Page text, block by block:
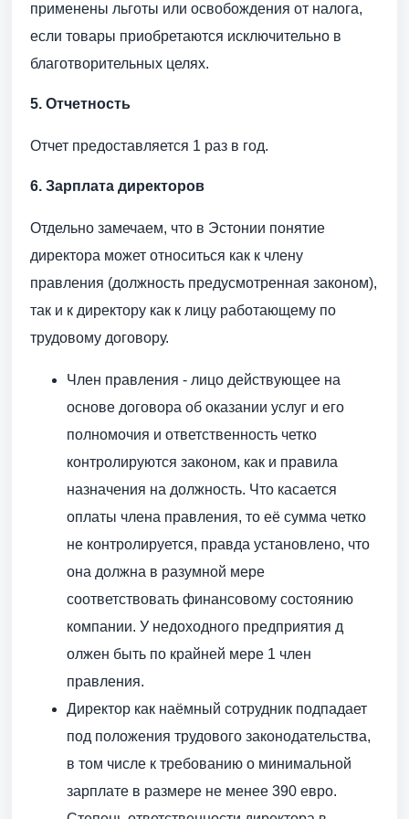
применены льготы или освобождения от налога,
если товары приобретаются исключительно в
благотворительных целях.
5. Отчетность
Отчет предоставляется 1 раз в год.
6. Зарплата директоров
Отдельно замечаем, что в Эстонии понятие
директора может относиться как к члену
правления (должность предусмотренная законом),
так и к директору как к лицу работающему по
трудовому договору.
Член правления - лицо действующее на
основе договора об оказании услуг и его
полномочия и ответственность четко
контролируются законом, как и правила
назначения на должность. Что касается
оплаты члена правления, то её сумма четко
не контролируется, правда установлено, что
она должна в разумной мере
соответствовать финансовому состоянию
компании. У недоходного предприятия д
олжен быть по крайней мере 1 член
правления.
Директор как наёмный сотрудник подпадает
под положения трудового законодательства,
в том числе к требованию о минимальной
зарплате в размере не менее 390 евро.